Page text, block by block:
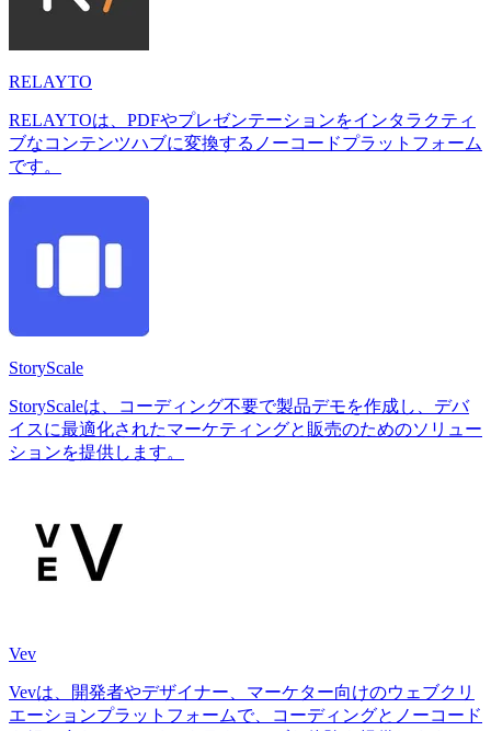
RELAYTO
RELAYTOは、PDFやプレゼンテーションをインタラクティ
ブなコンテンツハブに変換するノーコードプラットフォーム
です。
StoryScale
StoryScaleは、コーディング不要で製品デモを作成し、デバ
イスに最適化されたマーケティングと販売のためのソリュー
ションを提供します。
Vev
Vevは、開発者やデザイナー、マーケター向けのウェブクリ
エーションプラットフォームで、コーディングとノーコード